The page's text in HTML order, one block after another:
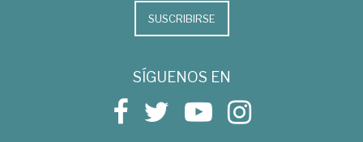
SUSCRIBIRSE
SÍGUENOS EN